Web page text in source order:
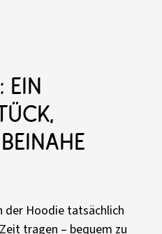
Ein
der Hoodie tatsächlich
tragen – bequem zu